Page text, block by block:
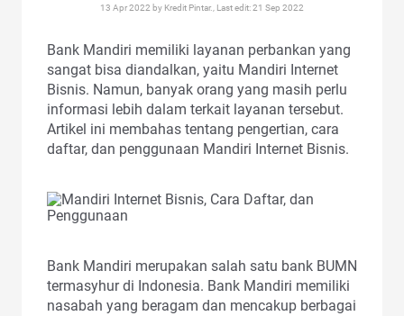
13 Apr 2022 by Kredit Pintar., Last edit: 21 Sep 2022
Bank Mandiri memiliki layanan perbankan yang
sangat bisa diandalkan, yaitu Mandiri Internet
Bisnis. Namun, banyak orang yang masih perlu
informasi lebih dalam terkait layanan tersebut.
Artikel ini membahas tentang pengertian, cara
daftar, dan penggunaan Mandiri Internet Bisnis.
Bank Mandiri merupakan salah satu bank BUMN
termasyhur di Indonesia. Bank Mandiri memiliki
nasabah yang beragam dan mencakup berbagai